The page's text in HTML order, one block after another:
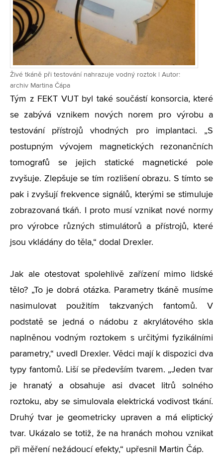
Živé tkáně při testování nahrazuje vodný roztok | Autor:
archiv Martina Čápa
Tým z FEKT VUT byl také součástí konsorcia, které
se zabývá vznikem nových norem pro výrobu a
testování přístrojů vhodných pro implantaci. „S
postupným vývojem magnetických rezonančních
tomografů se jejich statické magnetické pole
zvyšuje. Zlepšuje se tím rozlišení obrazu. S tímto se
pak i zvyšují frekvence signálů, kterými se stimuluje
zobrazovaná tkáň. I proto musí vznikat nové normy
pro výrobce různých stimulátorů a přístrojů, které
jsou vkládány do těla,“ dodal Drexler.
Jak ale otestovat spolehlivě zařízení mimo lidské
tělo? „To je dobrá otázka. Parametry tkáně musíme
nasimulovat použitím takzvaných fantomů. V
podstatě se jedná o nádobu z akrylátového skla
naplněnou vodným roztokem s určitými fyzikálními
parametry,“ uvedl Drexler. Vědci mají k dispozici dva
typy fantomů. Liší se především tvarem. „Jeden tvar
je hranatý a obsahuje asi dvacet litrů solného
roztoku, aby se simulovala elektrická vodivost tkání.
Druhý tvar je geometricky upraven a má eliptický
tvar. Ukázalo se totiž, že na hranách mohou vznikat
při měření nežádoucí efekty,“ upřesnil Martin Čáp.